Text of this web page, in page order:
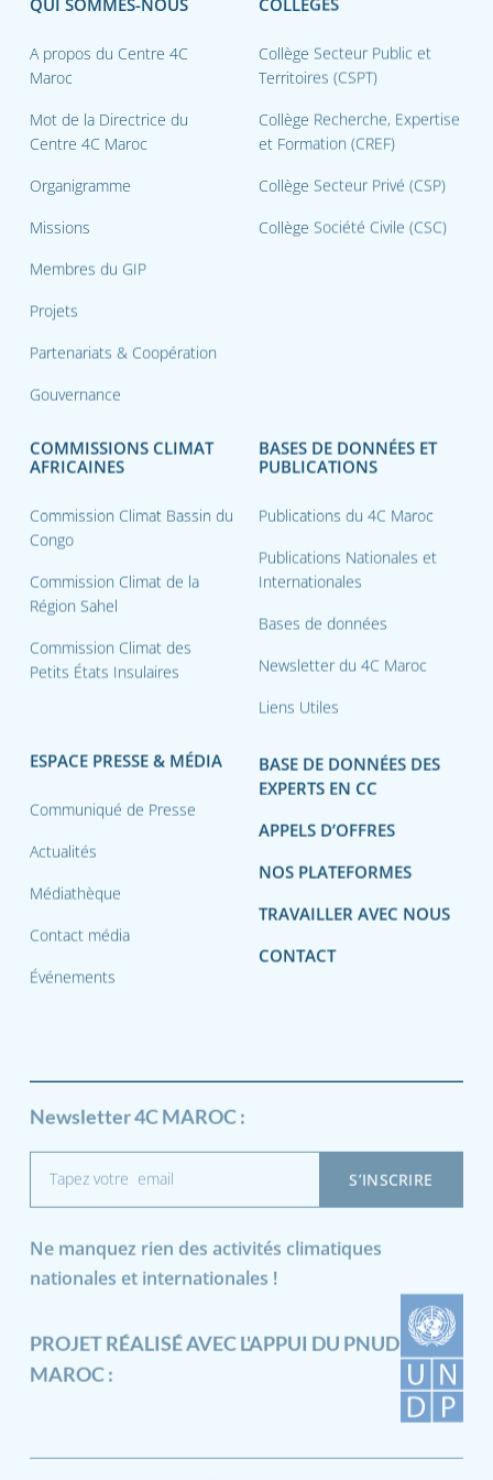
QUI SOMMES-NOUS
A propos du Centre 4C
Maroc
Mot de la Directrice du
Centre 4C Maroc
Organigramme
Missions
Membres du GIP
Projets
Partenariats & Coopération
Gouvernance
COLLÈGES
Collège Secteur Public et
Territoires (CSPT)
Collège Recherche, Expertise
et Formation (CREF)
Collège Secteur Privé (CSP)
Collège Société Civile (CSC)
COMMISSIONS CLIMAT
AFRICAINES
Commission Climat Bassin du
Congo
Commission Climat de la
Région Sahel
Commission Climat des
Petits États Insulaires
BASES DE DONNÉES ET
PUBLICATIONS
Publications du 4C Maroc
Publications Nationales et
Internationales
Bases de données
Newsletter du 4C Maroc
Liens Utiles
ESPACE PRESSE & MÉDIA
Communiqué de Presse
Actualités
Médiathèque
Contact média
Événements
BASE DE DONNÉES DES
EXPERTS EN CC
APPELS D’OFFRES
NOS PLATEFORMES
TRAVAILLER AVEC NOUS
CONTACT
PROJET RÉALISÉ AVEC L'APPUI DU PNUD
MAROC :
Newsletter 4C MAROC :
Ne manquez rien des activités climatiques
nationales et internationales !